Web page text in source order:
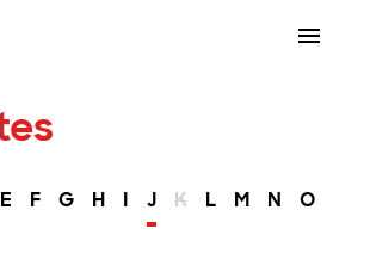
E F G H I J K L M N O